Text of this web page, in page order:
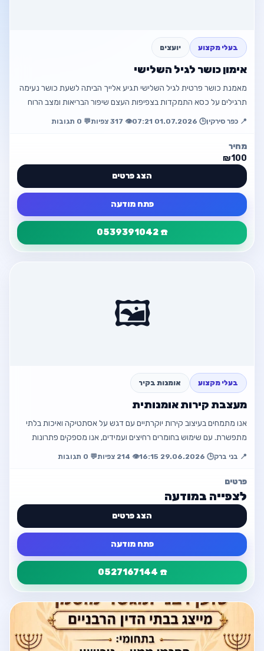
חזור למודעה
בעלי מקצוע יועצים
אימון כושר לגיל השלישי
מאמנת כושר פרטית לגיל השלישי תגיע אלייך הביתה לשעת כושר נעימה
תרגילים על כסא התמקדות בצפיפות העצם שיפור הבריאות ומצב הרוח
📍 כפר סירקין🕒 01.07.2026 07:21 👁️ 317 צפיות 💬 0 תגובות
מחיר
₪100
הצג פרטים
פתח מודעה
☎️ 0539391042
פתח מודעה
🖼️
בעלי מקצוע אומנות בקיר
מעצבת קירות אומנותית
אנו מתמחים בעיצוב קירות יוקרתיים עם דגש על אסתטיקה ואיכות בלתי
מתפשרת. עם שימוש בחומרים רחיצים ועמידים, אנו מספקים פתרונות
שמחזיקים לאורך זמן ומת…
📍 בני ברק🕒 29.06.2026 16:15 👁️ 214 צפיות 💬 0 תגובות
פרטים
לצפייה במודעה
הצג פרטים
פתח מודעה
☎️ 0527167144
פרטי המודעה
מעצבת קירות אומנותית
📍 בני ברק